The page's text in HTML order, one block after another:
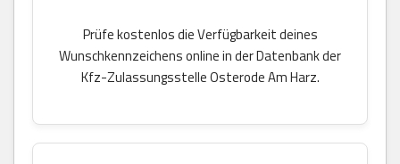
Prüfe kostenlos die Verfügbarkeit deines
Wunschkennzeichens online in der Datenbank der
Kfz-Zulassungsstelle Osterode Am Harz.